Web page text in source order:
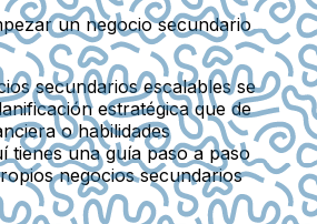
un negocio secundario
secundarios escalables se
estratégica que de
o habilidades
tienes una guía paso a paso
negocios secundarios